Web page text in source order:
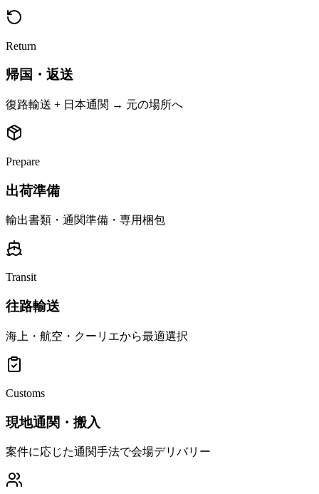
Return
帰国・返送
復路輸送 + 日本通関 → 元の場所へ
Prepare
出荷準備
輸出書類・通関準備・専用梱包
Transit
往路輸送
海上・航空・クーリエから最適選択
Customs
現地通関・搬入
案件に応じた通関手法で会場デリバリー